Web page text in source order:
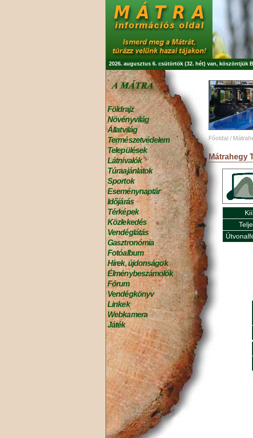
2026. augusztus 6. csütörtök (32. hét) van, köszöntjük
Földrajz
Növényvilág
Állatvilág
Természetvédelem
Települések
Látnivalók
Túraajánlatok
Sportok
Eseménynaptár
Időjárás
Térképek
Közlekedés
Vendéglátás
Gasztronómia
Fotóalbum
Hírek, újdonságok
Élménybeszámolók
Fórum
Vendégkönyv
Linkek
Webkamera
Játék
Főoldal /
Mátrahegy